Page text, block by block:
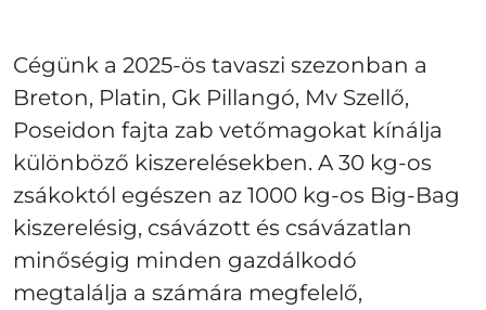
Cégünk a 2025-ös tavaszi szezonban a
Breton, Platin, Gk Pillangó, Mv Szellő,
Poseidon fajta zab vetőmagokat kínálja
különböző kiszerelésekben. A 30 kg-os
zsákoktól egészen az 1000 kg-os Big-Bag
kiszerelésig, csávázott és csávázatlan
minőségig minden gazdálkodó
megtalálja a számára megfelelő,